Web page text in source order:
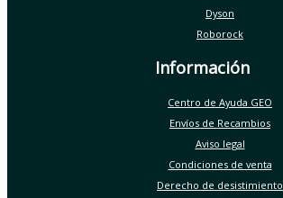
Dyson
Roborock
Información
Centro de Ayuda GEO
Envíos de Recambios
Aviso legal
Condiciones de venta
Derecho de desistimiento